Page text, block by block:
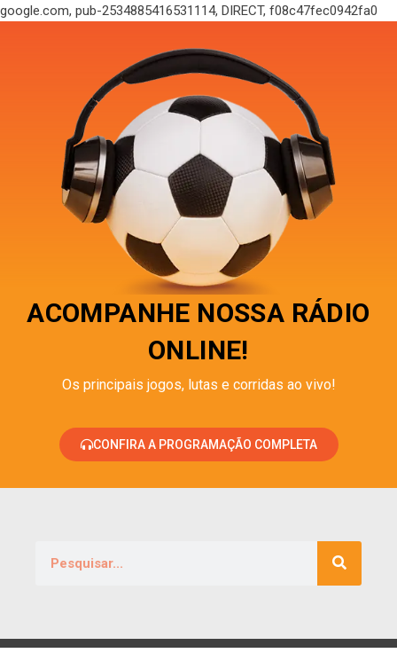
google.com, pub-2534885416531114, DIRECT, f08c47fec0942fa0
ACOMPANHE NOSSA RÁDIO
ONLINE!
Os principais jogos, lutas e corridas ao vivo!
CONFIRA A PROGRAMAÇÃO COMPLETA